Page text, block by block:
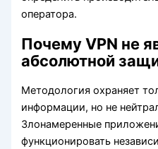
оператора.
Почему VPN не
абсолютной
Методология охраняет
информации, но не
Злонамеренные
функционировать